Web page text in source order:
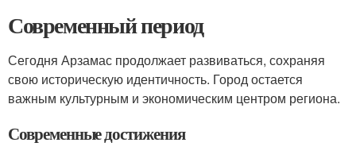
Современный период
Сегодня Арзамас продолжает развиваться, сохраняя
свою историческую идентичность. Город остается
важным культурным и экономическим центром региона.
Современные достижения